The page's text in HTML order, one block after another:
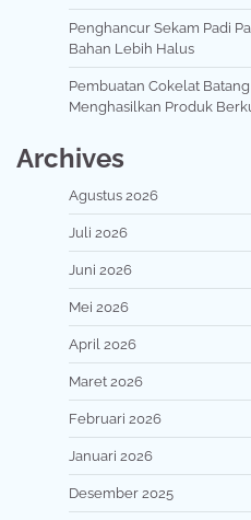
Penghancur Sekam Padi
Bahan Lebih Halus
Pembuatan Cokelat
Menghasilkan Produk
Archives
Agustus 2026
Juli 2026
Juni 2026
Mei 2026
April 2026
Maret 2026
Februari 2026
Januari 2026
Desember 2025